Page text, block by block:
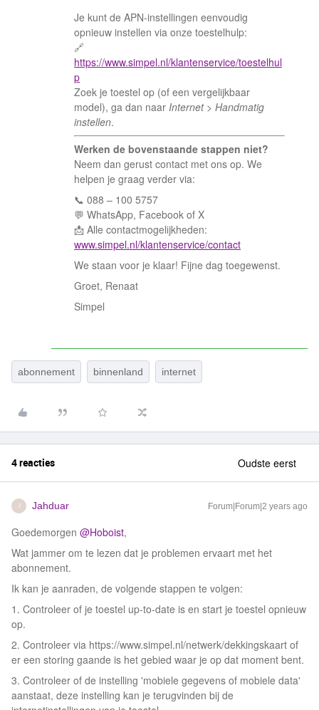
Je kunt de APN-instellingen eenvoudig
opnieuw instellen via onze toestelhulp:
🔗
https://www.simpel.nl/klantenservice/toestelhul
p
Zoek je toestel op (of een vergelijkbaar
model), ga dan naar Internet > Handmatig
instellen.
Werken de bovenstaande stappen niet?
Neem dan gerust contact met ons op. We
helpen je graag verder via:
📞 088 – 100 5757
💬 WhatsApp, Facebook of X
📩 Alle contactmogelijkheden:
www.simpel.nl/klantenservice/contact
We staan voor je klaar! Fijne dag toegewenst.
Groet, Renaat
Simpel
abonnement binnenland internet
4 reacties Oudste eerst
J Jahduar Forum|Forum|2 years ago
Goedemorgen @Hoboist,
Wat jammer om te lezen dat je problemen ervaart met het
abonnement.
Ik kan je aanraden, de volgende stappen te volgen:
1. Controleer of je toestel up-to-date is en start je toestel opnieuw
op.
2. Controleer via https://www.simpel.nl/netwerk/dekkingskaart of
er een storing gaande is het gebied waar je op dat moment bent.
3. Controleer of de instelling 'mobiele gegevens of mobiele data'
aanstaat, deze instelling kan je terugvinden bij de